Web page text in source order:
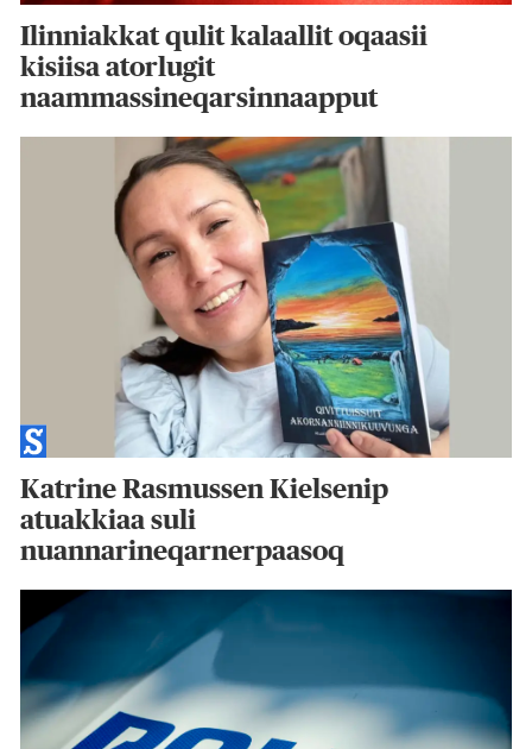
Ilinniakkat qulit kalaallit oqaasii
kisiisa atorlugit
naammassineqarsinnaapput
Katrine Rasmussen Kielsenip
atuakkiaa suli
nuannarineqarnerpaasoq